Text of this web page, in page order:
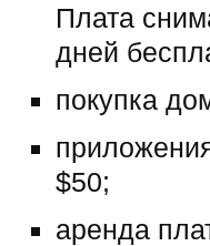
Плата
дней
покупка
$50;
аренда